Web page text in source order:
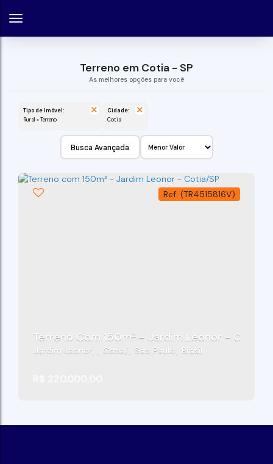
Terreno em Cotia - SP
Tipo de Imóvel:
Rural » Terreno
Cidade:
Cotia
Busca Avançada
(TR4515816V)
Terreno Com 150m² - Jardim Leonor - Cotia/
Jardim Leonor Cotia São Paulo Brasil